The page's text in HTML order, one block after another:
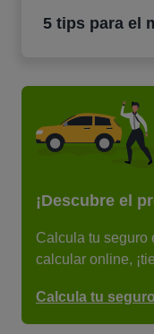
5 tips para el
¡Descubre el
Calcula tu seguro
calcular online,
Calcula tu seguro